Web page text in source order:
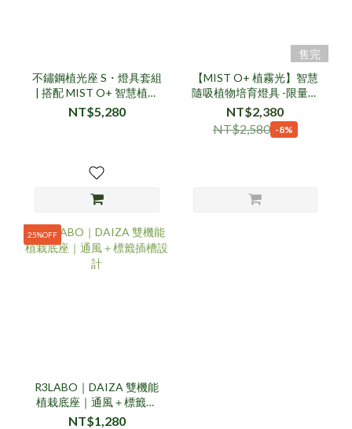
不鏽鋼植光座 S・燈具套組
| 搭配 MIST O+ 智慧植霧
光
NT$5,280
售完
【MIST O+ 植霧光】智慧
隨吸植物培育燈具 -限量透
黑
NT$2,380
NT$2,580 -8%
25%OFF
R3LABO｜DAIZA 雙機能
植栽底座｜通風＋標籤插
槽設計
NT$1,280